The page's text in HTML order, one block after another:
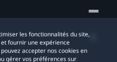
les fonctionnalités du site,
fournir une expérience
accepter nos cookies en
gérer vos préférences sur